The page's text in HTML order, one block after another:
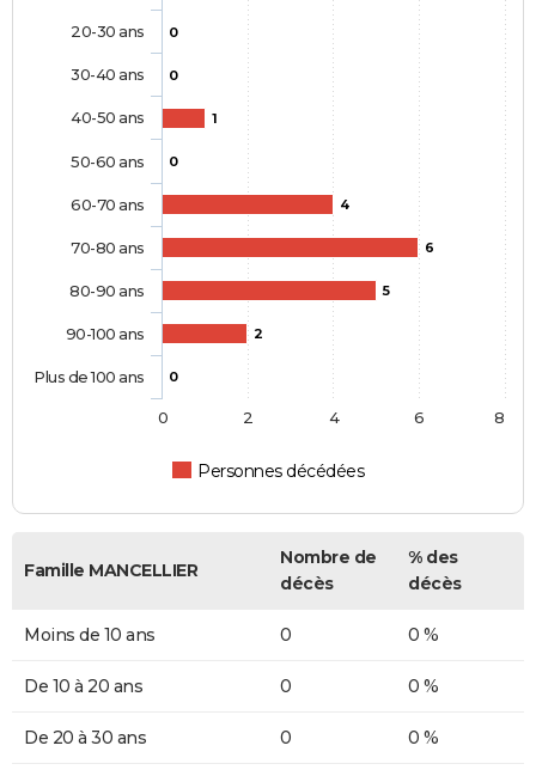
0
0
1
0
4
6
5
2
0
Personnes décédées
20-30 ans
30-40 ans
40-50 ans
50-60 ans
60-70 ans
70-80 ans
80-90 ans
90-100 ans
Plus de 100 ans
0 2 4 6 8
Famille MANCELLIER
Nombre de
décès
% des
décès
Moins de 10 ans 0 0 %
De 10 à 20 ans 0 0 %
De 20 à 30 ans 0 0 %